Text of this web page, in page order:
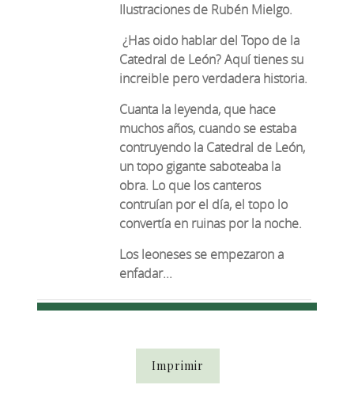
Ilustraciones de Rubén Mielgo.
¿Has oido hablar del Topo de la
Catedral de León? Aquí tienes su
increible pero verdadera historia.
Cuanta la leyenda, que hace
muchos años, cuando se estaba
contruyendo la Catedral de León,
un topo gigante saboteaba la
obra. Lo que los canteros
contruían por el día, el topo lo
convertía en ruinas por la noche.
Los leoneses se empezaron a
enfadar...
Imprimir